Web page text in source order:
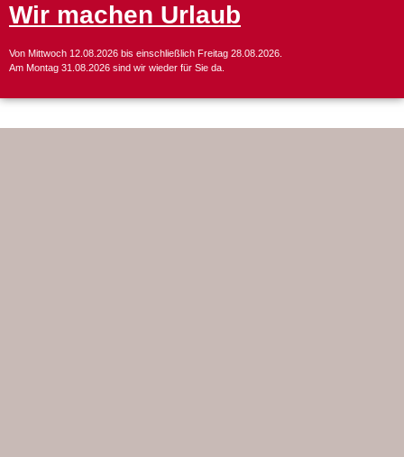
Wir machen Urlaub
Von Mittwoch 12.08.2026 bis einschließlich Freitag 28.08.2026.
Am Montag 31.08.2026 sind wir wieder für Sie da.